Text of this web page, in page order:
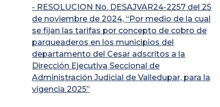
- RESOLUCION No. DESAJVAR24-2257 del 25
de noviembre de 2024, “Por medio de la cual
se fijan las tarifas por concepto de cobro de
parqueaderos en los municipios del
departamento del Cesar adscritos a la
Dirección Ejecutiva Seccional de
Administración Judicial de Valledupar, para la
vigencia 2025”